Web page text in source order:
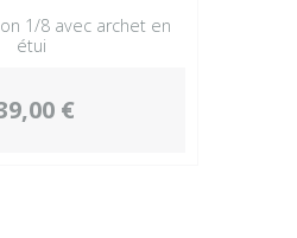
1/8 avec archet en
étui
€